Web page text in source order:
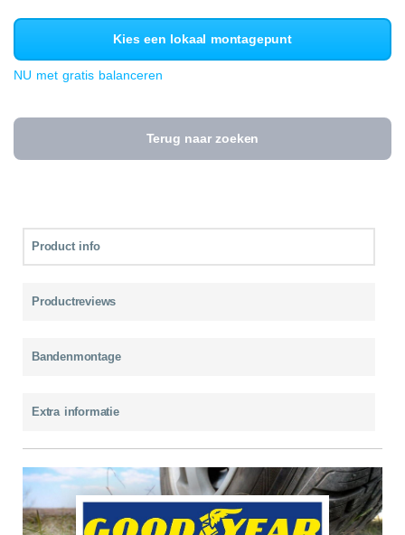
Kies een lokaal montagepunt
NU met gratis balanceren
Terug naar zoeken
Product info
Productreviews
Bandenmontage
Extra informatie